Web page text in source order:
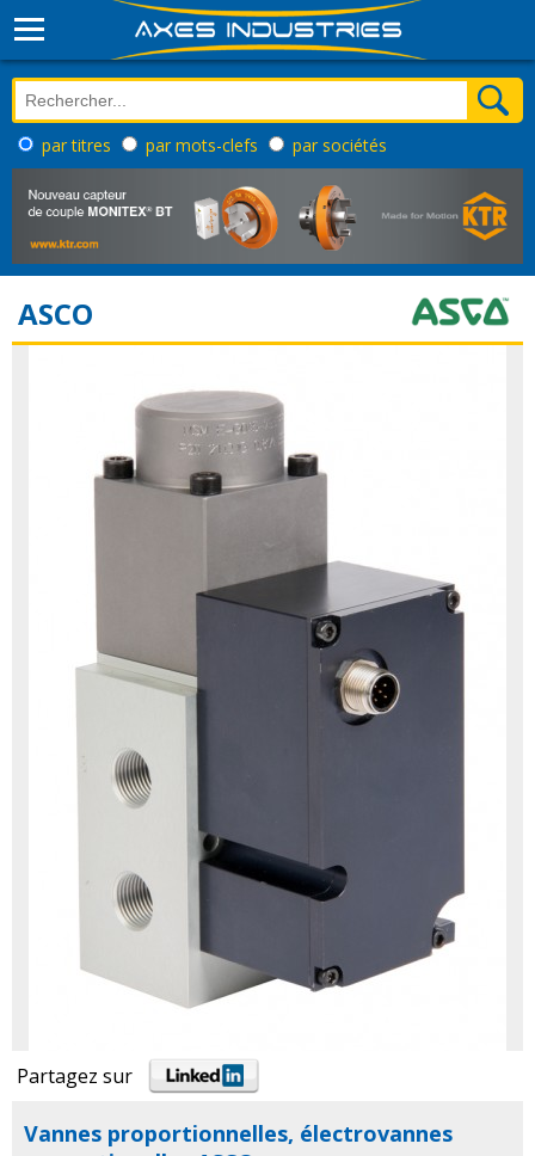
par titres par mots-clefs par sociétés
ASCO
Partagez sur
Vannes proportionnelles, électrovannes